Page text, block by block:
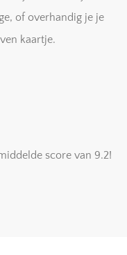
of overhandig je je
kaartje.
score van 9.2!